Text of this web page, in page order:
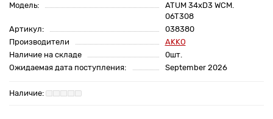
Модель:
ATUM 34xD3 WCM.
06T308
Артикул:
038380
Производители
AKKO
Наличие на складе
0шт.
Ожидаемая дата поступления:
September 2026